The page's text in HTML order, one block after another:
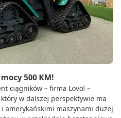
500 KM!
ciągników – firma Lovol –
w dalszej perspektywie ma
amerykańskimi maszynami dużej